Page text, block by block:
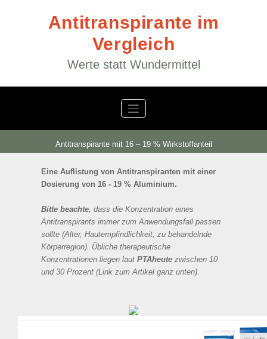
Antitranspirante im
Vergleich
Werte statt Wundermittel
Antitranspirante mit 16 – 19 % Wirkstoffanteil
Eine Auflistung von Antitranspiranten mit einer
Dosierung von 16 - 19 % Aluminium.
Bitte beachte, dass die Konzentration eines
Antitranspirants immer zum Anwendungsfall passen
sollte (Alter, Hautempfindlichkeit, zu behandelnde
Körperregion). Übliche therapeutische
Konzentrationen liegen laut PTAheute zwischen 10
und 30 Prozent (Link zum Artikel ganz unten).